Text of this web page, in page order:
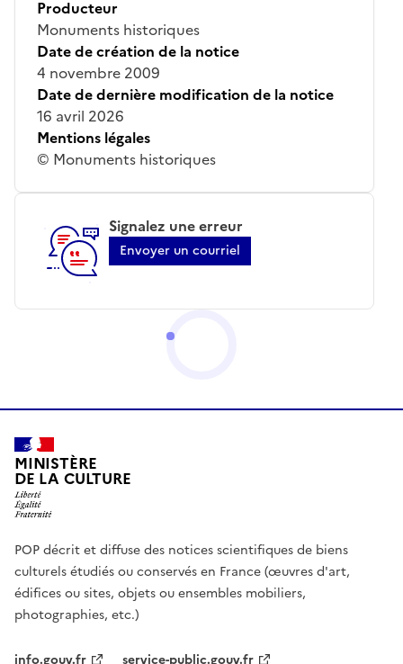
Producteur
Monuments historiques
Date de création de la notice
4 novembre 2009
Date de dernière modification de la notice
16 avril 2026
Mentions légales
© Monuments historiques
Signalez une erreur
Envoyer un courriel
MINISTÈRE
DE LA CULTURE
POP décrit et diffuse des notices scientifiques de biens
culturels étudiés ou conservés en France (œuvres d'art,
édifices ou sites, objets ou ensembles mobiliers,
photographies, etc.)
info.gouv.fr service-public.gouv.fr